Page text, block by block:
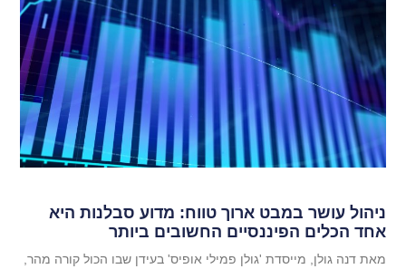
ניהול עושר במבט ארוך טווח: מדוע סבלנות היא
אחד הכלים הפיננסיים החשובים ביותר
מאת דנה גולן, מייסדת 'גולן פמילי אופיס' בעידן שבו הכול קורה מהר,